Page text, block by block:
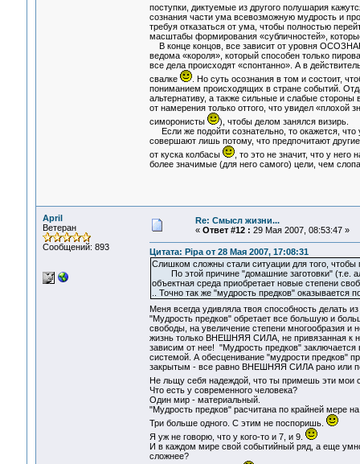
поступки, диктуемые из другого полушария
сознания части ума всевозможную мудрость и
требуя отказаться от ума, чтобы полностью
масштабы формирования «субличностей»,
В конце концов, все зависит от уровня
ведома «короля», который способен только
все дела происходят «спонтанно». А в
свалке
. Но суть осознания в том и состоит,
пониманием происходящих в стране событий.
альтернативу, а также сильные и слабые стороны
от намерения только оттого, что увидел «плохой
симоронисты
), чтобы делом занялся визирь.
Если же подойти сознательно, то окажется, что
совершают лишь потому, что предпочитают
от куска колбасы
, то это не значит, что у него
более значимые (для него самого) цели, чем
April
Ветеран
Сообщений: 893
Re: Смысл жизни...
« Ответ #12 : 29 Мая 2007, 08:53:47 »
Цитата: Pipa от 28 Мая 2007, 17:08:31
Слишком сложны стали ситуации для того,
По этой причине "домашние заготовки" (т.е.
объектная среда приобретает новые степени
.. Точно так же "мудрость предков" оказывается
Меня всегда удивляла твоя способность
"Мудрость предков" обретает все большую и
свободы, на увеличение степени многообразия и
жизнь только ВНЕШНЯЯ СИЛА, не привязанная к
зависим от нее! "Мудрость предков"
системой. А обесценивание "мудрости предков"
закрытым - все равно ВНЕШНЯЯ СИЛА рано или
Не льщу себя надеждой, что ты примешь эти мои
Что есть у современного человека?
Один мир - материальный.
"Мудрость предков" расчитана по крайней мере
Три больше одного. С этим не поспоришь.
Я уж не говорю, что у кого-то и 7, и 9.
И в каждом мире свой событийный ряд, а еще
сложнее?